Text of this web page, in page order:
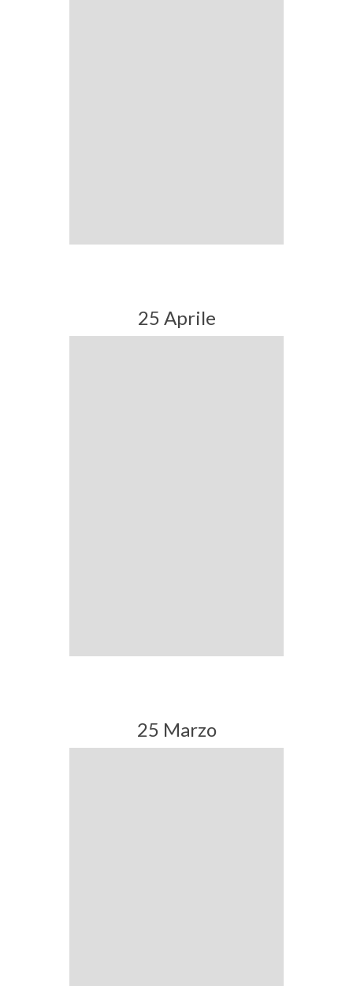
25 Aprile
25 Marzo